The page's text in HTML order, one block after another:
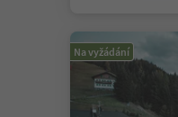
Na vyžádání